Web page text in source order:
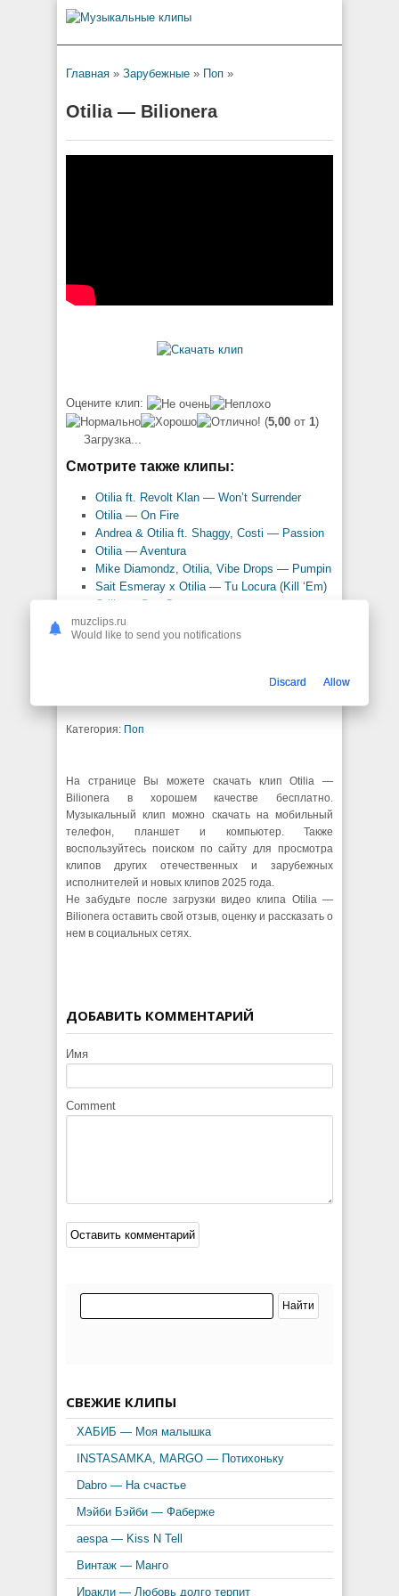
Главная » Зарубежные » Поп »
Otilia — Bilionera
Оцените клип:
(5,00 от 1)
Загрузка...
Смотрите также клипы:
Otilia ft. Revolt Klan — Won’t Surrender
Otilia — On Fire
Andrea & Otilia ft. Shaggy, Costi — Passion
Otilia — Aventura
Mike Diamondz, Otilia, Vibe Drops — Pumpin
Sait Esmeray x Otilia — Tu Locura (Kill ‘Em)
Otilia — Seu Corpo
Otilia — Oh Na Na (Lyric Video)
Otilia — Nights in Marrakesh
Категория: Поп
На странице Вы можете скачать клип Otilia —
Bilionera в хорошем качестве бесплатно.
Музыкальный клип можно скачать на мобильный
телефон, планшет и компьютер. Также
воспользуйтесь поиском по сайту для просмотра
клипов других отечественных и зарубежных
исполнителей и новых клипов 2025 года.
Не забудьте после загрузки видео клипа Otilia —
Bilionera оставить свой отзыв, оценку и рассказать о
нем в социальных сетях.
ДОБАВИТЬ КОММЕНТАРИЙ
Имя
Comment
СВЕЖИЕ КЛИПЫ
ХАБИБ — Моя малышка
INSTASAMKA, MARGO — Потихоньку
Dabro — На счастье
Мэйби Бэйби — Фаберже
aespa — Kiss N Tell
Винтаж — Манго
Иракли — Любовь долго терпит
muzclips.ru
Would like to send you notifications
Discard Allow